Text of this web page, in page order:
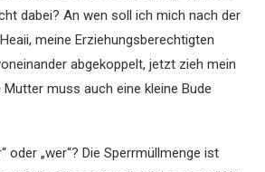
dabei? An wen soll ich mich nach der
meine Erziehungsberechtigten
abgekoppelt, jetzt zieh mein
muss auch eine kleine Bude
oder „wer“? Die Sperrmüllmenge ist